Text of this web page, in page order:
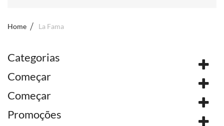
Home La Fama
Categorias
Começar
Começar
Promoções